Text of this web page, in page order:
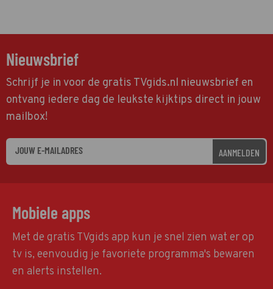
Nieuwsbrief
Schrijf je in voor de gratis TVgids.nl nieuwsbrief en
ontvang iedere dag de leukste kijktips direct in jouw
mailbox!
AANMELDEN
Mobiele apps
Met de gratis TVgids app kun je snel zien wat er op
tv is, eenvoudig je favoriete programma's bewaren
en alerts instellen.